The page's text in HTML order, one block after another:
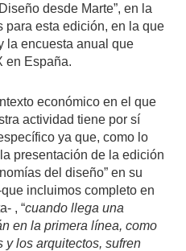
desde Marte”, en la
para esta edición, en la que
la encuesta anual que
en España.
económico en el que
actividad tiene por sí
ya que, como lo
presentación de la edición
del diseño” en su
incluimos completo en
, “cuando llega una
en la primera línea, como
y los arquitectos, sufren